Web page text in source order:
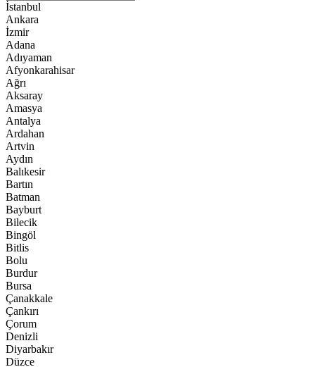
İstanbul
Ankara
İzmir
Adana
Adıyaman
Afyonkarahisar
Ağrı
Aksaray
Amasya
Antalya
Ardahan
Artvin
Aydın
Balıkesir
Bartın
Batman
Bayburt
Bilecik
Bingöl
Bitlis
Bolu
Burdur
Bursa
Çanakkale
Çankırı
Çorum
Denizli
Diyarbakır
Düzce